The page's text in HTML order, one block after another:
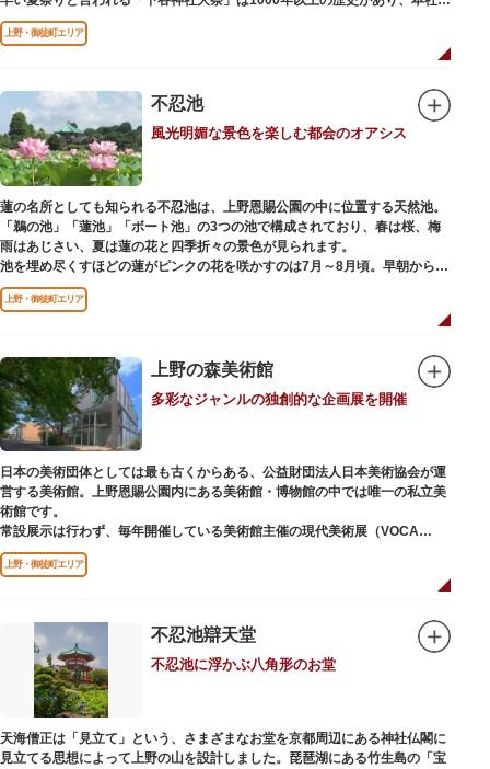
輿の渡御を行う「本祭り」と、町会神輿の渡御だけの「陰祭り」が隔年に行
われています。
本殿には、日本を代表する画家 横山大観による「龍」の天井絵が掲げられて
「句碑」や、初代・三笑亭可楽の寄席が境内で初めて開かれたという「寄席
発祥之地」の石碑などの見どころも。
オリジナルの朱印帳の販売や、月や日によって限定の御朱印頒布も行ってい
ます。
上野・御徒町エリア
不忍池
風光明媚な景色を楽しむ都会のオアシス
蓮の名所としても知られる不忍池は、上野恩賜公園の中に位置する天然池。
「鵜の池」「蓮池」「ボート池」の3つの池で構成されており、春は桜、梅
雨はあじさい、夏は蓮の花と四季折々の景色が見られます。
池を埋め尽くすほどの蓮がピンクの花を咲かすのは7月～8月頃。早朝から午
前のみ開花するので、シーズン中は多くの観光客が朝早くから池を訪れま
す。綺麗な蓮の花を近くから観察できるデッキを散歩しながら朝の不忍池を
から池を眺めれば、新しい発見ができるかもしれません。また、「鵜の池」
にはマガモ・オナガガモなどたくさんの鴨や渡り鳥が訪れます。大都会の中
でバードウォッチングができる珍しいスポットです。
ファミリーで、カップルで、または一人でゆったりと、思い思いの時間をお
過ごしください。
上野・御徒町エリア
上野の森美術館
多彩なジャンルの独創的な企画展を開催
日本の美術団体としては最も古くからある、公益財団法人日本美術協会が運
営する美術館。上野恩賜公園内にある美術館・博物館の中では唯一の私立美
術館です。
常設展示は行わず、毎年開催している美術館主催の現代美術展（VOCA
展）、公募展（上野の森美術館大賞展、日本の自然を描く展）のほか、マン
ガから書展にいたるまで定期的に多彩なジャンルの独創的な企画展を開催し
別館の1階には、小企画展などの開催もできる上野の森美術館ギャラリー、
そして、3階には上野の森アートスクールが設置され、初心者から熟練者を
対象とした油彩・アクリル、水彩、日本画のクラスや、週末に受講できる単
発講座などを開催しています。
上野・御徒町エリア
不忍池辯天堂
不忍池に浮かぶ八角形のお堂
天海僧正は「見立て」という、さまざまなお堂を京都周辺にある神社仏閣に
見立てる思想によって上野の山を設計しました。琵琶湖にある竹生島の「宝